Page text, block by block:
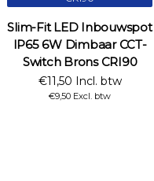
Slim-Fit LED Inbouwspot
IP65 6W Dimbaar CCT-
Switch Brons CRI90
€11,50 Incl. btw
€9,50 Excl. btw